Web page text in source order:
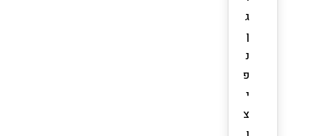
ג
ן
נ
פ
י
צ